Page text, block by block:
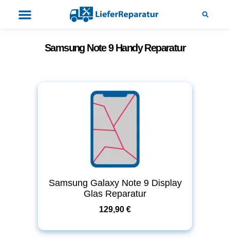
Samsung Note 9 Handy Reparatur
Samsung Galaxy Note 9 Display
Glas Reparatur
129,90 €